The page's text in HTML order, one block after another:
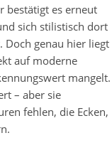
bestätigt es erneut
sich stilistisch dort
Doch genau hier liegt
auf moderne
mangelt.
– aber sie
fehlen, die Ecken,